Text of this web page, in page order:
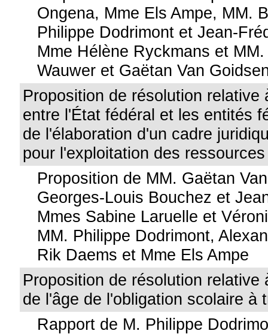
Ongena, Mme Els Ampe, MM.
Philippe Dodrimont et Jean-
Mme Hélène Ryckmans et
Wauwer et Gaëtan Van
Proposition de résolution relative
entre l'État fédéral et les entités
de l'élaboration d'un cadre
pour l'exploitation des
Proposition de MM. Gaëtan
Georges-Louis Bouchez et
Mmes Sabine Laruelle et
MM. Philippe Dodrimont,
Rik Daems et Mme Els Ampe
Proposition de résolution relative
de l'âge de l'obligation scolaire à
Rapport de M. Philippe